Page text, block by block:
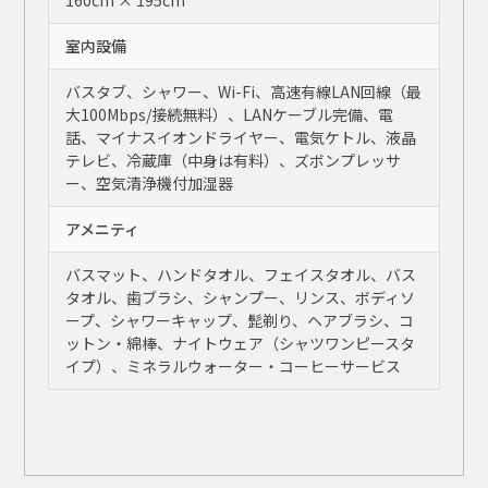
室内設備
バスタブ、シャワー、Wi-Fi、高速有線LAN回線（最
大100Mbps/接続無料）、LANケーブル完備、電
話、マイナスイオンドライヤー、電気ケトル、液晶
テレビ、冷蔵庫（中身は有料）、ズボンプレッサ
ー、空気清浄機付加湿器
アメニティ
バスマット、ハンドタオル、フェイスタオル、バス
タオル、歯ブラシ、シャンプー、リンス、ボディソ
ープ、シャワーキャップ、髭剃り、ヘアブラシ、コ
ットン・綿棒、ナイトウェア（シャツワンピースタ
イプ）、ミネラルウォーター・コーヒーサービス